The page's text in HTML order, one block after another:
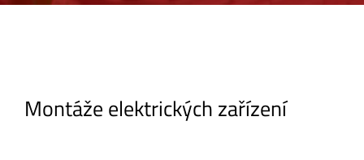
Montáže elektrických zařízení